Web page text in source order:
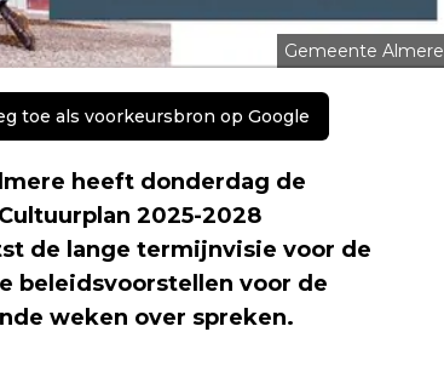
Gemeente Almere
toe als voorkeursbron op Google
heeft donderdag de
2025-2028
de lange termijnvisie voor de
beleidsvoorstellen voor de
weken over spreken.